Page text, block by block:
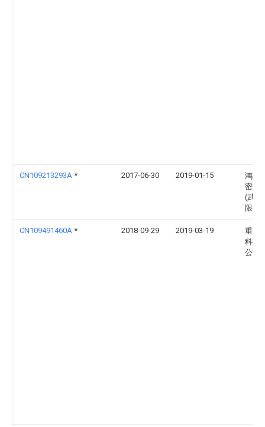
CN109213293A * 2017-06-30 2019-01-15
鸿富
密工
(武汉
限公
CN109491460A * 2018-09-29 2019-03-19
重庆
科技
公司